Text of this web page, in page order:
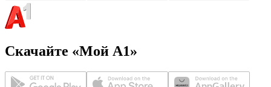
Скачайте «Мой А1»